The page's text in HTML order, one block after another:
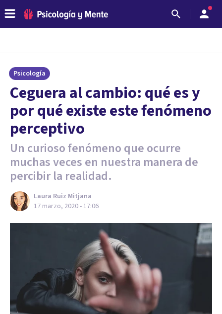
Psicología
Ceguera al cambio: qué es y
por qué existe este fenómeno
perceptivo
Un curioso fenómeno que ocurre
muchas veces en nuestra manera de
percibir la realidad.
Laura Ruiz Mitjana
17 marzo, 2020 - 17:06